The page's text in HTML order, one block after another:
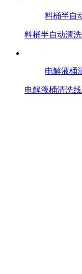
料桶半自
料桶半自动清
电解液桶
电解液桶清洗